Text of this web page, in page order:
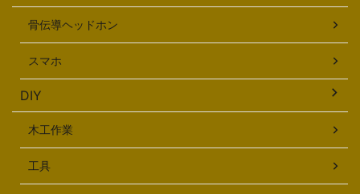
骨伝導ヘッドホン
スマホ
DIY
木工作業
工具